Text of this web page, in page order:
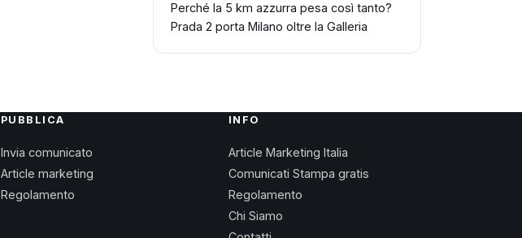
Perché la 5 km azzurra pesa così tanto?
Prada 2 porta Milano oltre la Galleria
PUBBLICA
Invia comunicato
Article marketing
Regolamento
INFO
Article Marketing Italia
Comunicati Stampa gratis
Regolamento
Chi Siamo